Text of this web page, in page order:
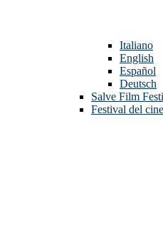
Italiano
English
Español
Deutsch
Salve Film
Festival del